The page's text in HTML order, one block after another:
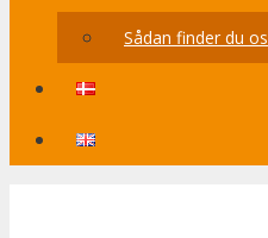
Sådan finder du os